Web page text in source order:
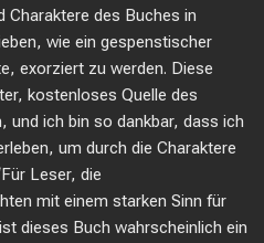
Charaktere des Buches in
wie ein gespenstischer
exorziert zu werden. Diese
kostenloses Quelle des
und ich bin so dankbar, dass ich
um durch die Charaktere
Leser, die
mit einem starken Sinn für
dieses Buch wahrscheinlich ein